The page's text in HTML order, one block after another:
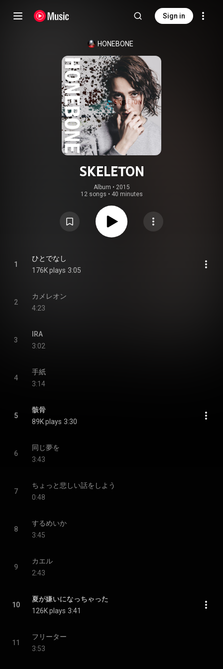
Sign in
HONEBONE
SKELETON
Album • 2015
12 songs • 40 minutes
1
ひとでなし
176K plays 3:05
2
カメレオン
4:23
3
IRA
3:02
4
手紙
3:14
5
骸骨
89K plays 3:30
6
同じ夢を
3:43
7
ちょっと悲しい話をしよう
0:48
8
するめいか
3:45
9
カエル
2:43
10
夏が嫌いになっちゃった
126K plays 3:41
11
フリーター
3:53